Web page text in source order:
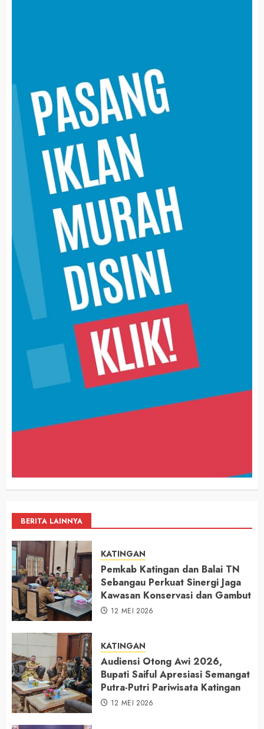
BERITA LAINNYA
KATINGAN
Pemkab Katingan dan Balai TN
Sebangau Perkuat Sinergi Jaga
Kawasan Konservasi dan Gambut
12 MEI 2026
KATINGAN
Audiensi Otong Awi 2026,
Bupati Saiful Apresiasi Semangat
Putra-Putri Pariwisata Katingan
12 MEI 2026